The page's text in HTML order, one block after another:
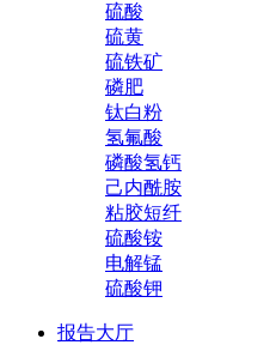
硫酸
硫黄
硫铁矿
磷肥
钛白粉
氢氟酸
磷酸氢钙
己内酰胺
粘胶短纤
硫酸铵
电解锰
硫酸钾
报告大厅